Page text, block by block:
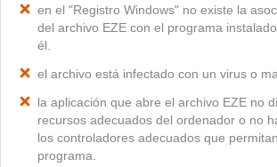
en el "Registro Windows" no existe la
del archivo EZE con el programa
él.
el archivo está infectado con un virus o
la aplicación que abre el archivo EZE no
recursos adecuados del ordenador o no
los controladores adecuados que
programa.